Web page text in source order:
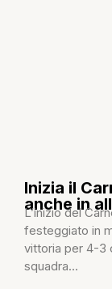
Inizia il
anche in
L’inizio del
festeggiato in
vittoria per 4-3
squadra...